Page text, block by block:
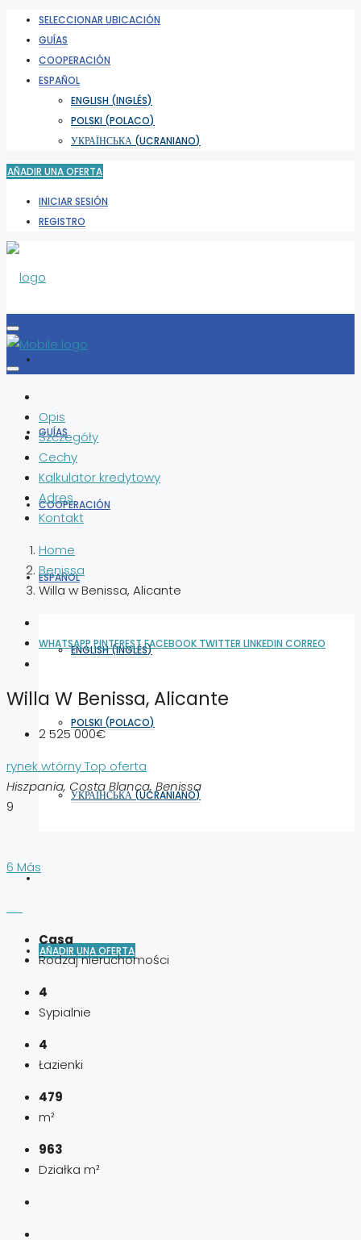
SELECCIONAR UBICACIÓN
GUÍAS
COOPERACIÓN
ESPAÑOL
ENGLISH (INGLÉS)
POLSKI (POLACO)
УКРАЇНСЬКА (UCRANIANO)
AÑADIR UNA OFERTA
INICIAR SESIÓN
REGISTRO
GUÍAS
COOPERACIÓN
ESPAÑOL
ENGLISH(INGLÉS)
POLSKI (POLACO)
УКРАЇНСЬКА(UCRANIANO)
AÑADIR UNA OFERTA
Opis
Szczegóły
Cechy
Kalkulator kredytowy
Adres
Kontakt
Home
Benissa
Willa w Benissa, Alicante
WHATSAPPPINTERESTFACEBOOK TWITTER LINKEDIN CORREO
Willa W Benissa, Alicante
2 525 000€
rynek wtórnyTop oferta
Hiszpania, Costa Blanca, Benissa
9
6 Más
Casa
Rodzaj nieruchomości
4
Sypialnie
4
Łazienki
479
m²
963
Działka m²